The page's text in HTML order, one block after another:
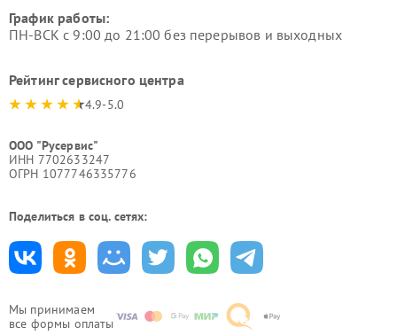
Мы принимаем
все формы оплаты
График работы:
ПН-ВСК с 9:00 до 21:00 без перерывов и выходных
Рейтинг сервисного центра
4.9-5.0
ООО "Русервис"
ИНН 7702633247
ОГРН 1077746335776
Поделиться в соц. сетях: